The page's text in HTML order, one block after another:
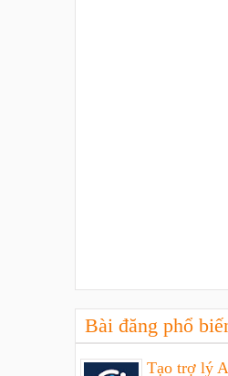
Bài đăng phổ
Tạo trợ lý